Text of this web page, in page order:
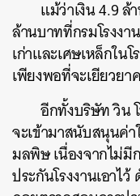
แม้ว่าเงิน 4.9 ล้
ล้านบาทที่กรมโรงง
เก่าและเศษเหล็กใน
เพียงพอที่จะเยียวย
อีกทั้งบริษัท วิน
จะเข้ามาสนับสนุนค่
มลพิษ เนื่องจากไม่มี
ประกันโรงงานเอา